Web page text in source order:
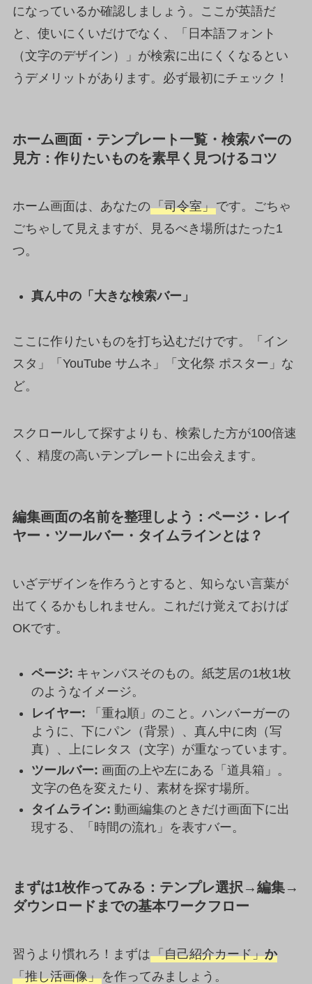
になっているか確認しましょう。ここが英語だ
と、使いにくいだけでなく、「日本語フォント
（文字のデザイン）」が検索に出にくくなるとい
うデメリットがあります。必ず最初にチェック！
ホーム画面・テンプレート一覧・検索バーの
見方：作りたいものを素早く見つけるコツ
ホーム画面は、あなたの「司令室」です。ごちゃ
ごちゃして見えますが、見るべき場所はたった1
つ。
真ん中の「大きな検索バー」
ここに作りたいものを打ち込むだけです。「イン
スタ」「YouTube サムネ」「文化祭 ポスター」な
ど。
スクロールして探すよりも、検索した方が100倍速
く、精度の高いテンプレートに出会えます。
編集画面の名前を整理しよう：ページ・レイ
ヤー・ツールバー・タイムラインとは？
いざデザインを作ろうとすると、知らない言葉が
出てくるかもしれません。これだけ覚えておけば
OKです。
ページ: キャンバスそのもの。紙芝居の1枚1枚
のようなイメージ。
レイヤー: 「重ね順」のこと。ハンバーガーの
ように、下にパン（背景）、真ん中に肉（写
真）、上にレタス（文字）が重なっています。
ツールバー: 画面の上や左にある「道具箱」。
文字の色を変えたり、素材を探す場所。
タイムライン: 動画編集のときだけ画面下に出
現する、「時間の流れ」を表すバー。
まずは1枚作ってみる：テンプレ選択→編集→
ダウンロードまでの基本ワークフロー
習うより慣れろ！まずは「自己紹介カード」か
「推し活画像」を作ってみましょう。